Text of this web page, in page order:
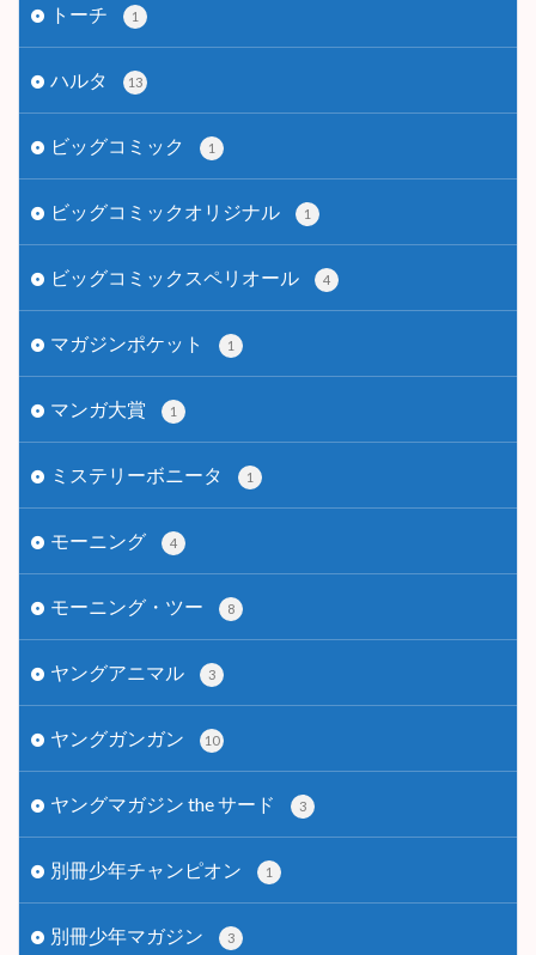
トーチ 1
ハルタ 13
ビッグコミック 1
ビッグコミックオリジナル 1
ビッグコミックスペリオール 4
マガジンポケット 1
マンガ大賞 1
ミステリーボニータ 1
モーニング 4
モーニング・ツー 8
ヤングアニマル 3
ヤングガンガン 10
ヤングマガジン the サード 3
別冊少年チャンピオン 1
別冊少年マガジン 3